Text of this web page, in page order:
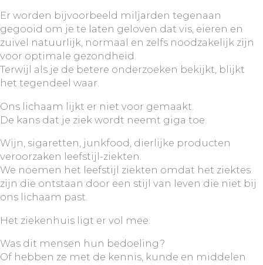
Er worden bijvoorbeeld miljarden tegenaan
gegooid om je te laten geloven dat vis, eieren en
zuivel natuurlijk, normaal en zelfs noodzakelijk zijn
voor optimale gezondheid.
Terwijl als je de betere onderzoeken bekijkt, blijkt
het tegendeel waar.
Ons lichaam lijkt er niet voor gemaakt.
De kans dat je ziek wordt neemt giga toe.
Wijn, sigaretten, junkfood, dierlijke producten
veroorzaken leefstijl-ziekten.
We noemen het leefstijl ziekten omdat het ziektes
zijn die ontstaan door een stijl van leven die niet bij
ons lichaam past.
Het ziekenhuis ligt er vol mee.
Was dit mensen hun bedoeling?
Of hebben ze met de kennis, kunde en middelen